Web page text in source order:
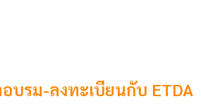
บรม-ลงทะเบียนกับ ETDA